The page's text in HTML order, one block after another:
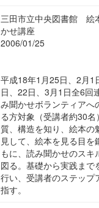
三田市立中央図書館 絵
かせ講座
2006/01/25
平成18年1月25日、2月1
日、22日、3月1日全6回
み聞かせボランティアへ
る方対象（受講者約30名
質、構造を知り、絵本の
見して、絵本を見る目を
もに、読み聞かせのスキ
図る。基礎から実践まで
行い、受講者のステップ
指す。